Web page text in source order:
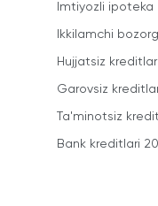
Imtiyozli ipoteka
Ikkilamchi
Hujjatsiz kreditlar
Garovsiz
Ta'minotsiz
Bank kreditlari